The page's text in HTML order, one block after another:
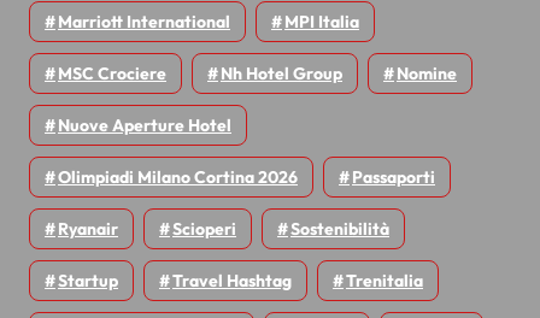
Marriott International MPI Italia
MSC Crociere Nh Hotel Group Nomine
Nuove Aperture Hotel
Olimpiadi Milano Cortina 2026 Passaporti
Ryanair Scioperi Sostenibilità
Startup Travel Hashtag Trenitalia